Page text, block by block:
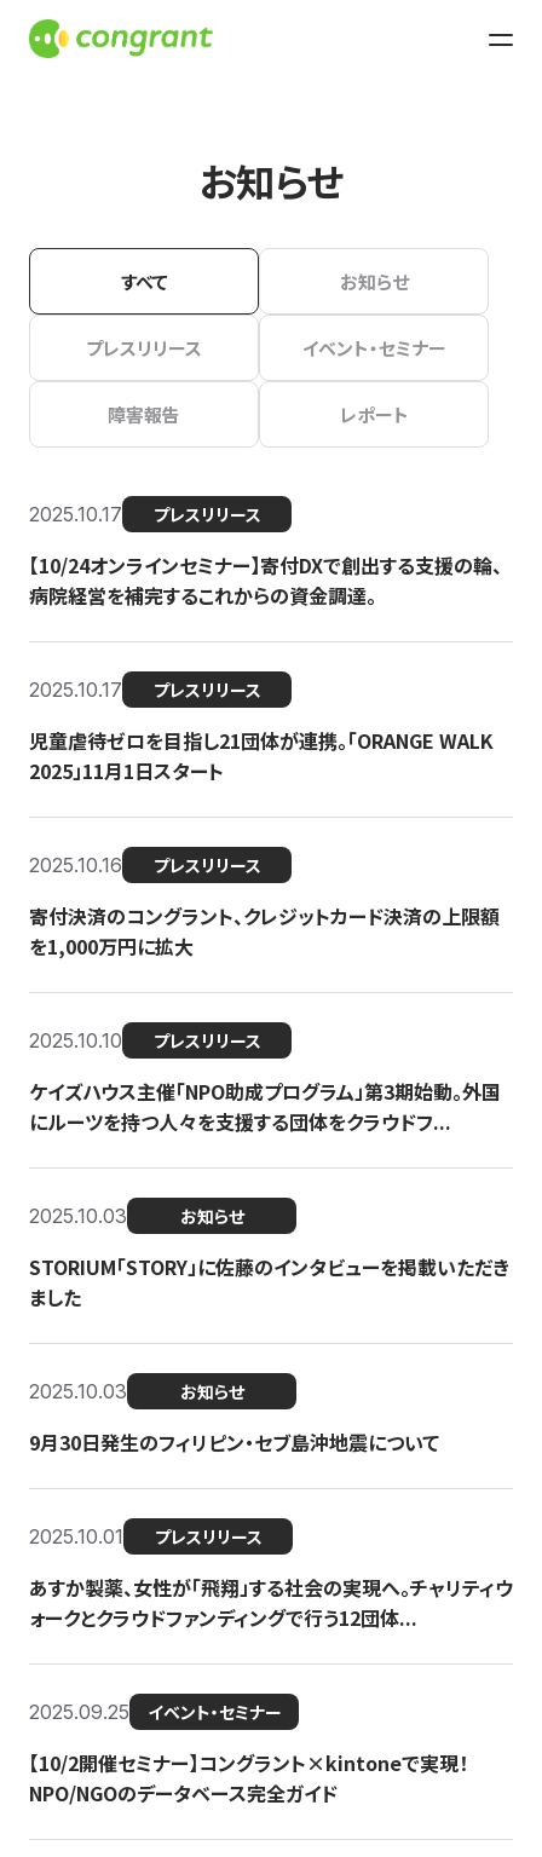
お知らせ
すべて お知らせ
プレスリリース イベント・セミナー
障害報告 レポート
2025.10.17 プレスリリース
【10/24オンラインセミナー】寄付DXで創出する支援の輪、
病院経営を補完するこれからの資金調達。
2025.10.17 プレスリリース
児童虐待ゼロを目指し21団体が連携。「ORANGE WALK
2025」11月1日スタート
2025.10.16 プレスリリース
寄付決済のコングラント、クレジットカード決済の上限額
を1,000万円に拡大
2025.10.10 プレスリリース
ケイズハウス主催「NPO助成プログラム」第3期始動。外国
にルーツを持つ人々を支援する団体をクラウドフ...
2025.10.03 お知らせ
STORIUM「STORY」に佐藤のインタビューを掲載いただき
ました
2025.10.03 お知らせ
9月30日発生のフィリピン・セブ島沖地震について
2025.10.01 プレスリリース
あすか製薬、女性が「飛翔」する社会の実現へ。チャリティウ
ォークとクラウドファンディングで行う12団体...
2025.09.25 イベント・セミナー
【10/2開催セミナー】コングラント×kintoneで実現！
NPO/NGOのデータベース完全ガイド